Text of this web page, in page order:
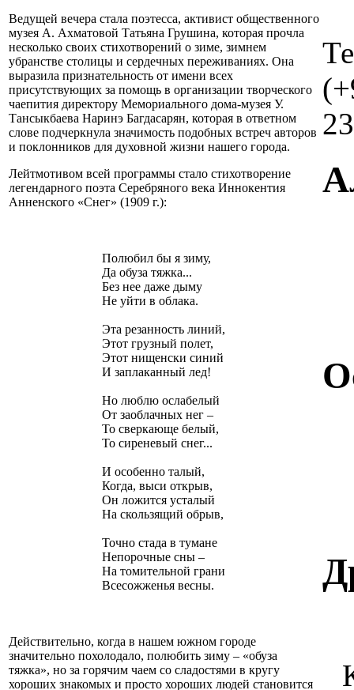
Ведущей вечера стала поэтесса, активист общественного
музея А. Ахматовой Татьяна Грушина, которая прочла
несколько своих стихотворений о зиме, зимнем
убранстве столицы и сердечных переживаниях. Она
выразила признательность от имени всех
присутствующих за помощь в организации творческого
чаепития директору Мемориального дома-музея У.
Тансыкбаева Наринэ Багдасарян, которая в ответном
слове подчеркнула значимость подобных встреч авторов
и поклонников для духовной жизни нашего города.
Лейтмотивом всей программы стало стихотворение
легендарного поэта Серебряного века Иннокентия
Анненского «Снег» (1909 г.):
Полюбил бы я зиму,
Да обуза тяжка...
Без нее даже дыму
Не уйти в облака.
Эта резанность линий,
Этот грузный полет,
Этот нищенски синий
И заплаканный лед!
Но люблю ослабелый
От заоблачных нег –
То сверкающе белый,
То сиреневый снег...
И особенно талый,
Когда, выси открыв,
Он ложится усталый
На скользящий обрыв,
Точно стада в тумане
Непорочные сны –
На томительной грани
Всесожженья весны.
Действительно, когда в нашем южном городе
значительно похолодало, полюбить зиму – «обуза
тяжка», но за горячим чаем со сладостями в кругу
хороших знакомых и просто хороших людей становится